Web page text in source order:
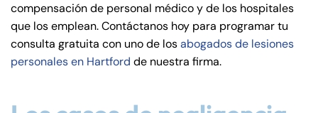
compensación de personal médico y de los hospitales
que los emplean. Contáctanos hoy para programar tu
consulta gratuita con uno de losabogados de lesiones
personales en Hartford de nuestra firma.